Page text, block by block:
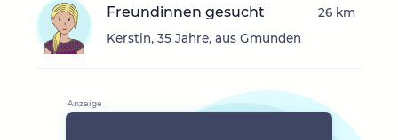
Freundinnen gesucht
Kerstin, 35 Jahre, aus Gmunden
26 km